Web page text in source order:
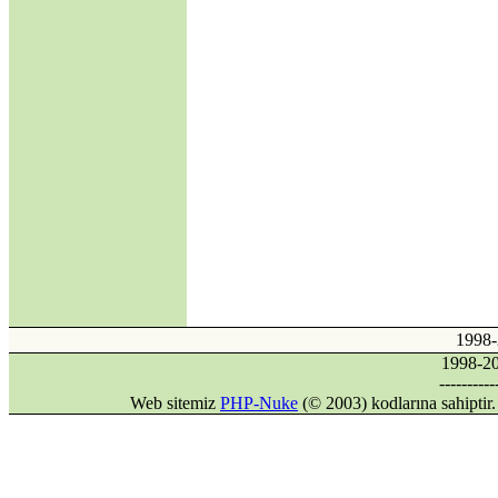
·Türkler ve İslamiyet
·Alparslan Türkeş'in
·Gök Tanrı
1998-
Web sitemiz PHP-Nuke (© 2003) kodlarına